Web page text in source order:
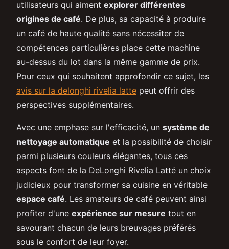
utilisateurs qui aiment explorer différentes
origines de café. De plus, sa capacité à produire
un café de haute qualité sans nécessiter de
compétences particulières place cette machine
au-dessus du lot dans la même gamme de prix.
Pour ceux qui souhaitent approfondir ce sujet, les
avis sur la delonghi rivelia latte peut offrir des
perspectives supplémentaires.
Avec une emphase sur l'efficacité, un système de
nettoyage automatique et la possibilité de choisir
parmi plusieurs couleurs élégantes, tous ces
aspects font de la DeLonghi Rivelia Latté un choix
judicieux pour transformer sa cuisine en véritable
espace café. Les amateurs de café peuvent ainsi
profiter d'une expérience sur mesure tout en
savourant chacun de leurs breuvages préférés
sous le confort de leur foyer.